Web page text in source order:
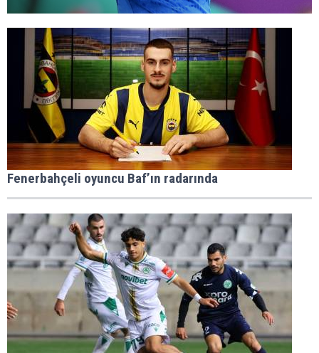
Fenerbahçeli oyuncu Baf’ın radarında